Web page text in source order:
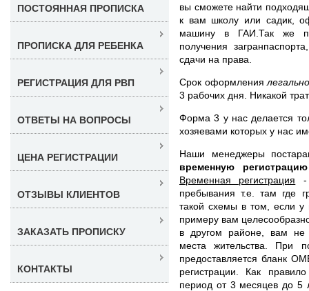
вы сможете найти
к вам школу или садик,
машину в ГАИ.Так же
получения
сдачи на права.
Срок оформления
3 рабочих дня. Никакой
Форма 3 у нас делается
хозяевами которых у нас
Наши менеджеры
временную
Временная регистрация -
пребывания т.е. там где
такой схемы в том, если у
примеру вам
в другом районе, вам не
места жительства. При
предоставляется бланк
регистрации. Как
период от 3 месяцев до 5
ПОСТОЯННАЯ ПРОПИСКА
ПРОПИСКА ДЛЯ РЕБЕНКА
РЕГИСТРАЦИЯ ДЛЯ РВП
ОТВЕТЫ НА ВОПРОСЫ
ЦЕНА РЕГИСТРАЦИИ
ОТЗЫВЫ КЛИЕНТОВ
ЗАКАЗАТЬ ПРОПИСКУ
КОНТАКТЫ